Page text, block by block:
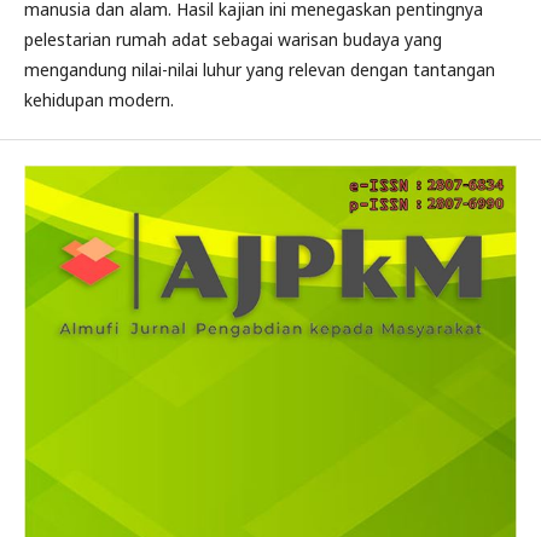
manusia dan alam. Hasil kajian ini menegaskan pentingnya
pelestarian rumah adat sebagai warisan budaya yang
mengandung nilai-nilai luhur yang relevan dengan tantangan
kehidupan modern.